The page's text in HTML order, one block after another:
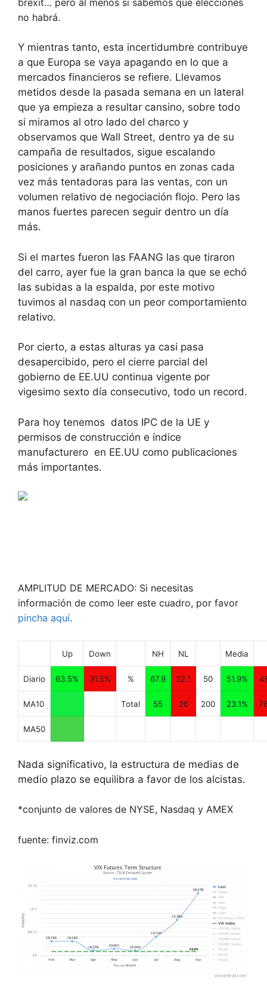
no habrá.
Y mientras tanto, esta incertidumbre contribuye
a que Europa se vaya apagando en lo que a
mercados financieros se refiere. Llevamos
metidos desde la pasada semana en un lateral
que ya empieza a resultar cansino, sobre todo
si miramos al otro lado del charco y
observamos que Wall Street, dentro ya de su
campaña de resultados, sigue escalando
posiciones y arañando puntos en zonas cada
vez más tentadoras para las ventas, con un
volumen relativo de negociación flojo. Pero las
manos fuertes parecen seguir dentro un día
más.
Si el martes fueron las FAANG las que tiraron
del carro, ayer fue la gran banca la que se echó
las subidas a la espalda, por este motivo
tuvimos al nasdaq con un peor comportamiento
relativo.
Por cierto, a estas alturas ya casi pasa
desapercibido, pero el cierre parcial del
gobierno de EE.UU continua vigente por
vigesimo sexto día consecutivo, todo un record.
Para hoy tenemos datos IPC de la UE y
permisos de construcción e índice
manufacturero en EE.UU como publicaciones
más importantes.
AMPLITUD DE MERCADO: Si necesitas
información de como leer este cuadro, por favor
pincha aquí.
Up Down NH NL Media
Diario 63.5% 31.5% % 67.9 32.1 50 51.9%
MA10 Total 55 26 200 23.1%
MA50
Nada significativo, la estructura de medias de
medio plazo se equilibra a favor de los alcistas.
*conjunto de valores de NYSE, Nasdaq y AMEX
fuente: finviz.com